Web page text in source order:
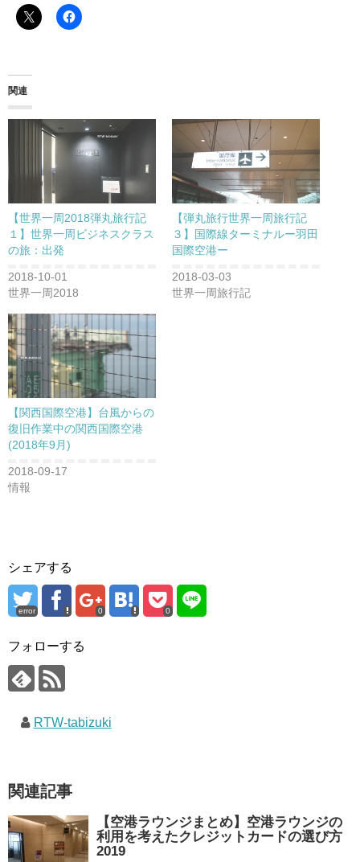
関連
【世界一周2018弾丸旅行記
１】世界一周ビジネスクラス
の旅：出発
2018-10-01
世界一周2018
【弾丸旅行世界一周旅行記
３】国際線ターミナルー羽田
国際空港ー
2018-03-03
世界一周旅行記
【関西国際空港】台風からの
復旧作業中の関西国際空港
(2018年9月)
2018-09-17
情報
シェアする
error 0 0
フォローする
RTW-tabizuki
関連記事
【空港ラウンジまとめ】空港ラウンジの
利用を考えたクレジットカードの選び方
2019